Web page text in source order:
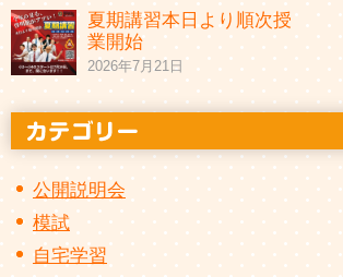
夏期講習本日より順次授
業開始
2026年7月21日
公開説明会
模試
自宅学習